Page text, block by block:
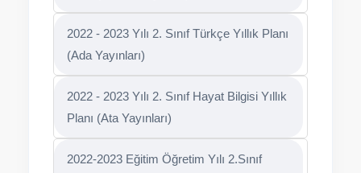
2022 - 2023 Yılı 2. Sınıf Türkçe Yıllık Planı
(Ada Yayınları)
2022 - 2023 Yılı 2. Sınıf Hayat Bilgisi Yıllık
Planı (Ata Yayınları)
2022-2023 Eğitim Öğretim Yılı 2.Sınıf